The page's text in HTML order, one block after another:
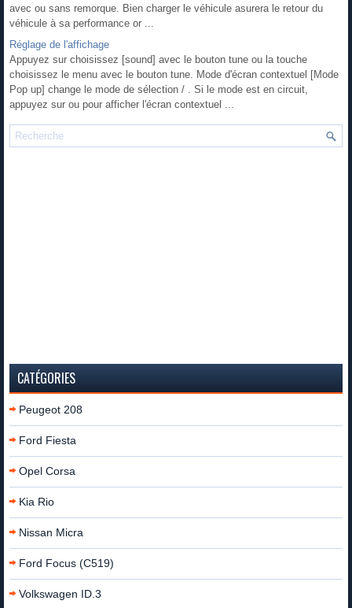
avec ou sans remorque. Bien charger le véhicule asurera le retour du
véhicule à sa performance or ...
Réglage de l'affichage
Appuyez sur choisissez [sound] avec le bouton tune ou la touche
choisissez le menu avec le bouton tune. Mode d'écran contextuel [Mode
Pop up] change le mode de sélection / . Si le mode est en circuit,
appuyez sur ou pour afficher l'écran contextuel ...
CATÉGORIES
Peugeot 208
Ford Fiesta
Opel Corsa
Kia Rio
Nissan Micra
Ford Focus (C519)
Volkswagen ID.3